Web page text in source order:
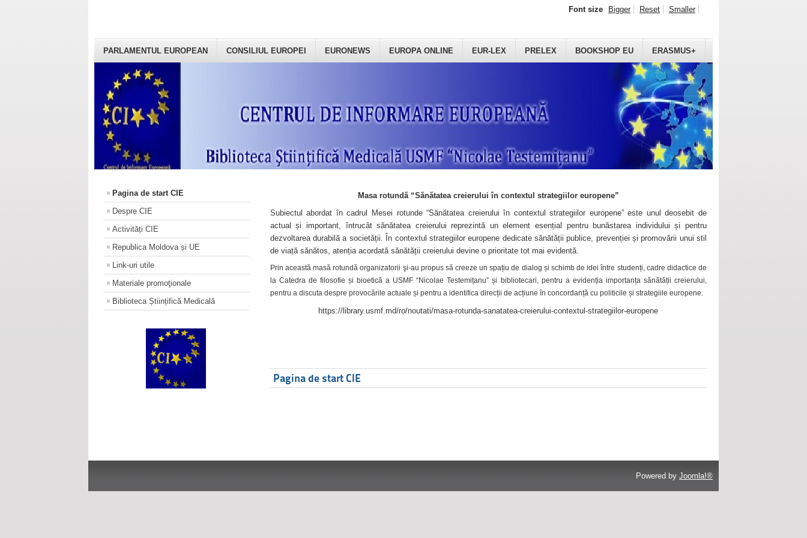
PARLAMENTUL EUROPEAN CONSILIUL EUROPEI EURONEWS EUROPA ONLINE EUR-LEX PRELEX BOOKSHOP EU ERASMUS+
Font size Bigger Reset Smaller
Pagina de start CIE
Despre CIE
Activități CIE
Republica Moldova și UE
Link-uri utile
Materiale promoţionale
Biblioteca Științifică Medicală
Masa rotundă “Sănătatea creierului în contextul strategiilor europene”
Subiectul abordat în cadrul Mesei rotunde “Sănătatea creierului în contextul strategiilor europene” este unul deosebit de
actual și important, întrucât sănătatea creierului reprezintă un element esențial pentru bunăstarea individului și pentru
dezvoltarea durabilă a societății. În contextul strategiilor europene dedicate sănătății publice, prevenției și promovării unui stil
de viață sănătos, atenția acordată sănătății creierului devine o prioritate tot mai evidentă.
Prin această masă rotundă organizatorii şi-au propus să creeze un spațiu de dialog și schimb de idei între studenți, cadre didactice de
la Catedra de filosofie și bioetică a USMF “Nicolae Testemițanu” și bibliotecari, pentru a evidenția importanța sănătății creierului,
pentru a discuta despre provocările actuale și pentru a identifica direcții de acțiune în concordanță cu politicile și strategiile europene.
https://library.usmf.md/ro/noutati/masa-rotunda-sanatatea-creierului-contextul-strategiilor-europene
Pagina de start CIE
Powered by Joomla!®